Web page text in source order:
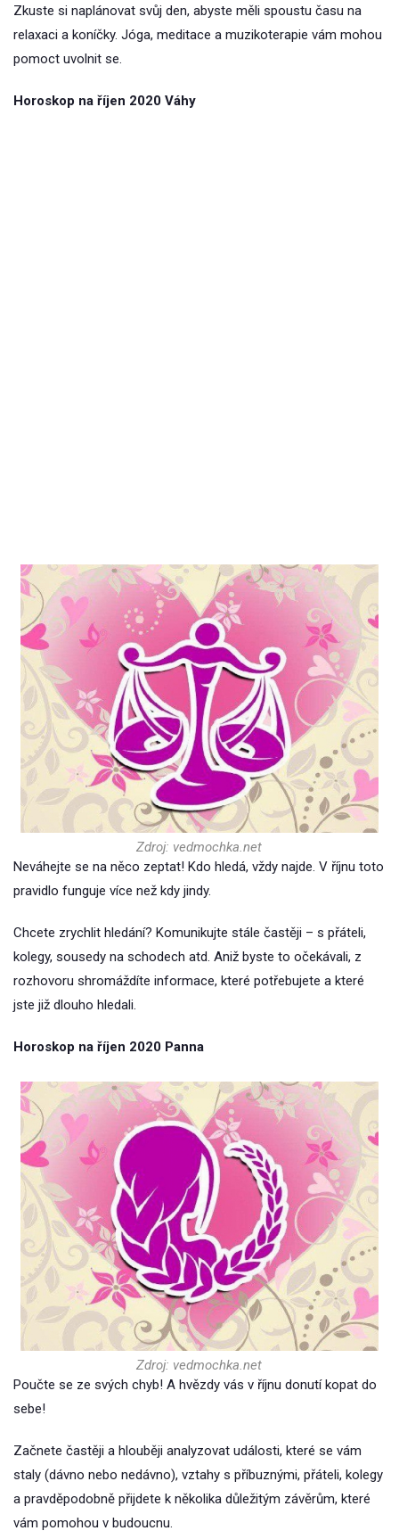
Zkuste si naplánovat svůj den, abyste měli spoustu času na
relaxaci a koníčky. Jóga, meditace a muzikoterapie vám mohou
pomoct uvolnit se.
Horoskop na říjen 2020 Váhy
Zdroj: vedmochka.net
Neváhejte se na něco zeptat! Kdo hledá, vždy najde. V říjnu toto
pravidlo funguje více než kdy jindy.
Chcete zrychlit hledání? Komunikujte stále častěji – s přáteli,
kolegy, sousedy na schodech atd. Aniž byste to očekávali, z
rozhovoru shromáždíte informace, které potřebujete a které
jste již dlouho hledali.
Horoskop na říjen 2020 Panna
Zdroj: vedmochka.net
Poučte se ze svých chyb! A hvězdy vás v říjnu donutí kopat do
sebe!
Začnete častěji a hlouběji analyzovat události, které se vám
staly (dávno nebo nedávno), vztahy s příbuznými, přáteli, kolegy
a pravděpodobně přijdete k několika důležitým závěrům, které
vám pomohou v budoucnu.